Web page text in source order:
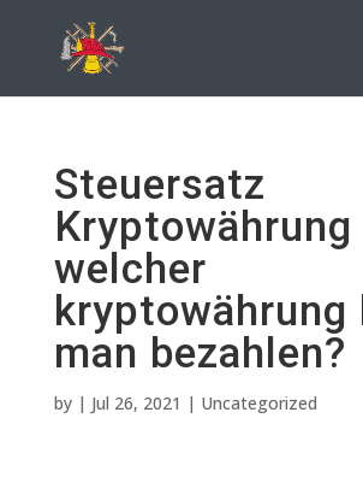
Steuersatz
welcher
kryptowährung
man bezahlen?
by | Jul 26, 2021 | Uncategorized